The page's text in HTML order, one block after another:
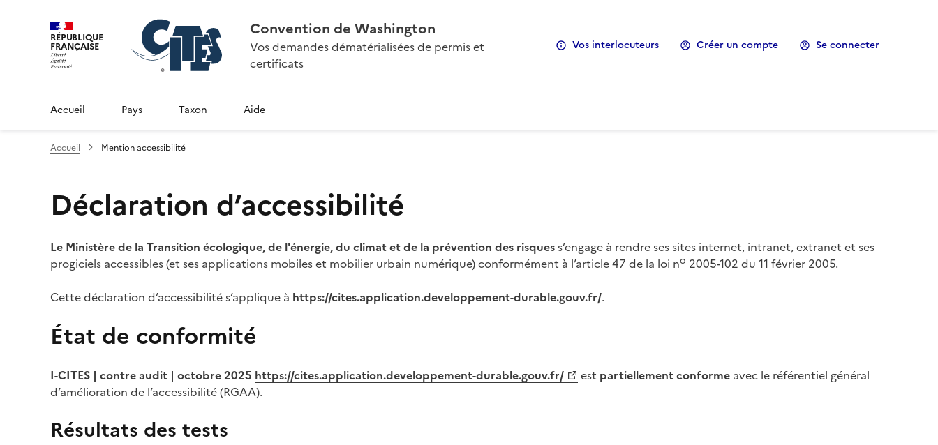
RÉPUBLIQUE
FRANÇAISE
Convention de Washington
Vos demandes dématérialisées de permis et
certificats
Vos interlocuteurs Créer un compte Se connecter
Accueil Pays Taxon Aide
Accueil Mention accessibilité
Déclaration d’accessibilité
Le Ministère de la Transition écologique, de l'énergie, du climat et de la prévention des risquess’engage à rendre ses sites internet, intranet, extranet et ses
progiciels accessibles (et ses applications mobiles et mobilier urbain numérique) conformément à l’article 47 de la loi no 2005-102 du 11 février 2005.
Cette déclaration d’accessibilité s’applique à https://cites.application.developpement-durable.gouv.fr/.
État de conformité
I-CITES | contre audit | octobre 2025 https://cites.application.developpement-durable.gouv.fr/ est partiellement conforme avec le référentiel général
d’amélioration de l’accessibilité (RGAA).
Résultats des tests